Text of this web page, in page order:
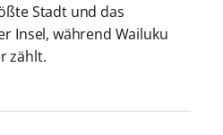
Stadt und das
Insel, während Wailuku
zählt.